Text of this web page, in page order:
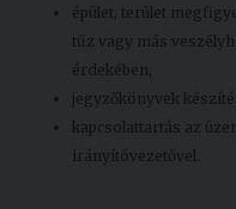
épület, terület
tűz vagy más
érdekében,
jegyzőkönyvek
kapcsolattartás az
irányítóvezetővel.